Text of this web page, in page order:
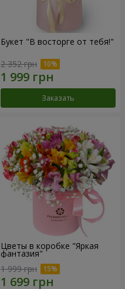
Букет "В восторге от тебя!"
2 352 грн
Заказать
Цветы в коробке "Яркая
фантазия"
1 999 грн